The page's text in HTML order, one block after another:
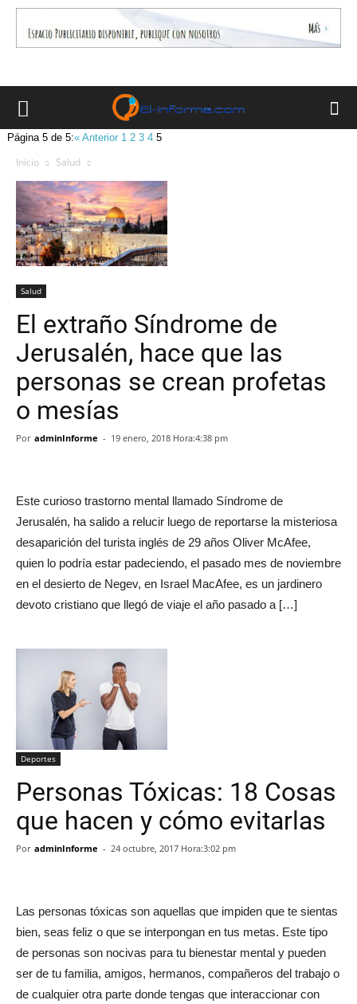
Página 5 de 5:« Anterior 1 2 3 4 5
Inicio Salud
Salud
El extraño Síndrome de
Jerusalén, hace que las
personas se crean profetas
o mesías
Por adminInforme - 19 enero, 2018 Hora:4:38 pm
Este curioso trastorno mental llamado Síndrome de
Jerusalén, ha salido a relucir luego de reportarse la misteriosa
desaparición del turista inglés de 29 años Oliver McAfee,
quien lo podría estar padeciendo, el pasado mes de noviembre
en el desierto de Negev, en Israel MacAfee, es un jardinero
devoto cristiano que llegó de viaje el año pasado a […]
Deportes
Personas Tóxicas: 18 Cosas
que hacen y cómo evitarlas
Por adminInforme - 24 octubre, 2017 Hora:3:02 pm
Las personas tóxicas son aquellas que impiden que te sientas
bien, seas feliz o que se interpongan en tus metas. Este tipo
de personas son nocivas para tu bienestar mental y pueden
ser de tu familia, amigos, hermanos, compañeros del trabajo o
de cualquier otra parte donde tengas que interaccionar con